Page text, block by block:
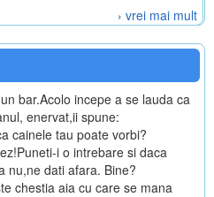
› vrei mai mult
bar.Acolo incepe a se lauda ca
enervat,ii spune:
cainele tau poate vorbi?
i o intrebare si daca
nu,ne dati afara. Bine?
chestia aia cu care se mana